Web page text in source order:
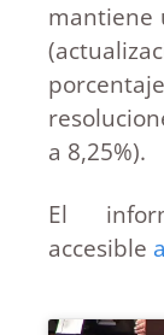
mantiene
a 8,25%).
El
accesible